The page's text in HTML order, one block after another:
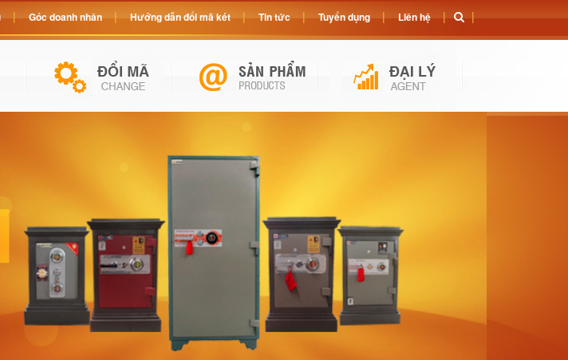
Góc doanh nhân Hướng dẫn đổi mã két Tin tức Tuyển dụng Liên hệ